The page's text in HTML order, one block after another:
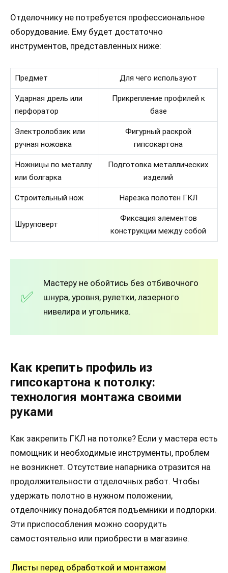
Отделочнику не потребуется профессиональное
оборудование. Ему будет достаточно
инструментов, представленных ниже:
Предмет Для чего используют
Ударная дрель или
перфоратор
Прикрепление профилей к
базе
Электролобзик или
ручная ножовка
Фигурный раскрой
гипсокартона
Ножницы по металлу
или болгарка
Подготовка металлических
изделий
Строительный нож Нарезка полотен ГКЛ
Шуруповерт
Фиксация элементов
конструкции между собой
Мастеру не обойтись без отбивочного
шнура, уровня, рулетки, лазерного
нивелира и угольника.
Как крепить профиль из
гипсокартона к потолку:
технология монтажа своими
руками
Как закрепить ГКЛ на потолке? Если у мастера есть
помощник и необходимые инструменты, проблем
не возникнет. Отсутствие напарника отразится на
продолжительности отделочных работ. Чтобы
удержать полотно в нужном положении,
отделочнику понадобятся подъемники и подпорки.
Эти приспособления можно соорудить
самостоятельно или приобрести в магазине.
Листы перед обработкой и монтажом